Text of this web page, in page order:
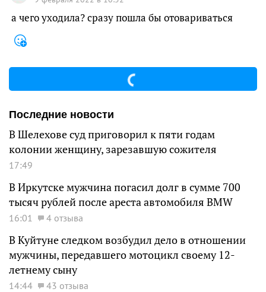
а чего уходила? сразу пошла бы отовариваться
Последние новости
В Шелехове суд приговорил к пяти годам
колонии женщину, зарезавшую сожителя
17:49
В Иркутске мужчина погасил долг в сумме 700
тысяч рублей после ареста автомобиля BMW
16:01 4 отзыва
В Куйтуне следком возбудил дело в отношении
мужчины, передавшего мотоцикл своему 12-
летнему сыну
14:44 43 отзыва